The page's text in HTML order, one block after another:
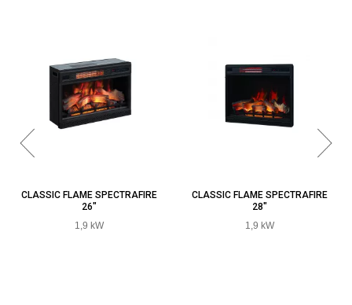
CLASSIC FLAME SPECTRAFIRE
26"
1,9 kW
CLASSIC FLAME SPECTRAFIRE
28"
1,9 kW